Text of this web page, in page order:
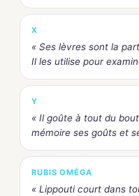
X
« Ses lèvres sont la
Il les utilise pour
Y
« Il goûte à tout du
mémoire ses goûts et
RUBIS OMÉGA
« Lippouti court dans